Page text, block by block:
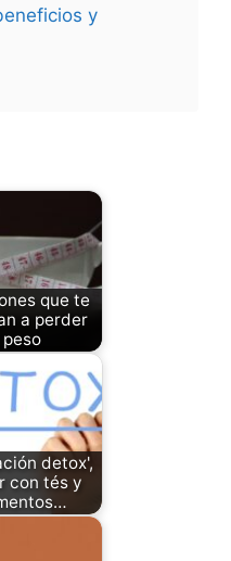
y
que te
a perder
peso
detox',
con tés y